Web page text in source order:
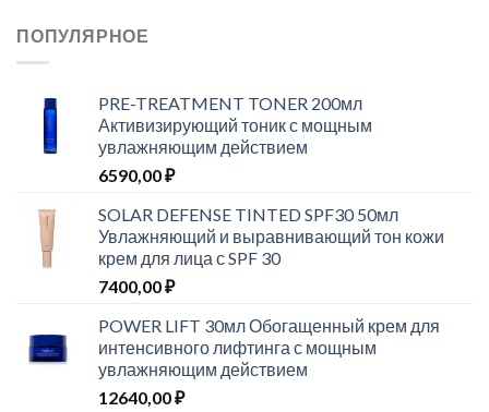
ПОПУЛЯРНОЕ
PRE-TREATMENT TONER 200мл
Активизирующий тоник с мощным
увлажняющим действием
6590,00₽
SOLAR DEFENSE TINTED SPF30 50мл
Увлажняющий и выравнивающий тон кожи
крем для лица с SPF 30
7400,00₽
POWER LIFT 30мл Обогащенный крем для
интенсивного лифтинга с мощным
увлажняющим действием
12640,00₽